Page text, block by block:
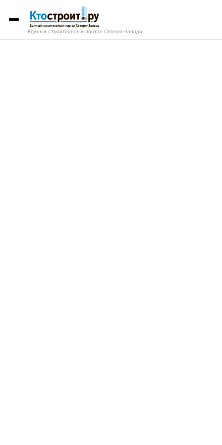
Единый строительный портал Северо-Запада